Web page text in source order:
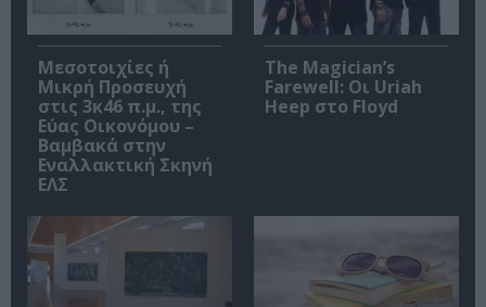
Μεσοτοιχίες ή
Μικρή Προσευχή
στις 3κ46 π.μ., της
Εύας Οικονόμου –
Βαμβακά στην
Εναλλακτική Σκηνή
ΕΛΣ
The Magician’s
Farewell: Οι Uriah
Heep στο Floyd